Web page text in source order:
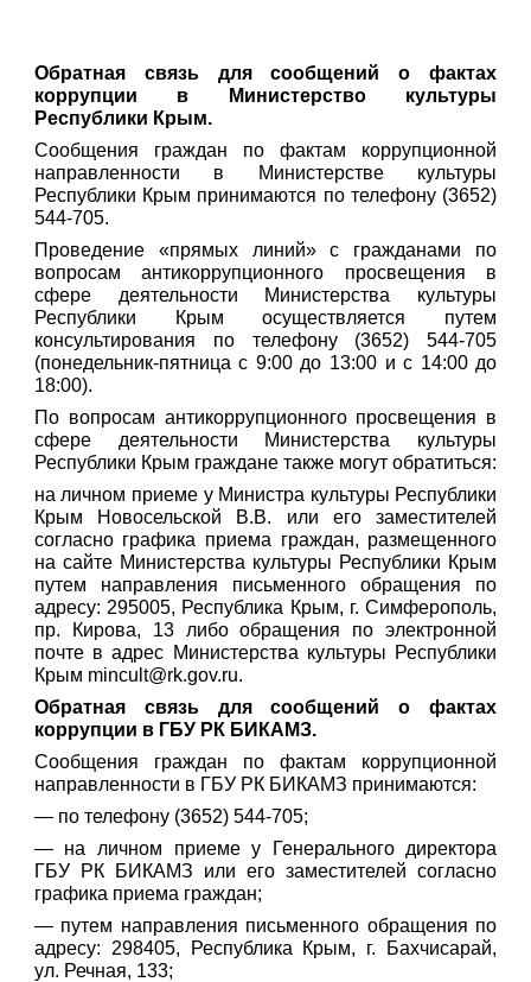
Обратная связь для сообщений о фактах
коррупции в Министерство культуры
Республики Крым.
Сообщения граждан по фактам коррупционной
направленности в Министерстве культуры
Республики Крым принимаются по телефону (3652)
544-705.
Проведение «прямых линий» с гражданами по
вопросам антикоррупционного просвещения в
сфере деятельности Министерства культуры
Республики Крым осуществляется путем
консультирования по телефону (3652) 544-705
(понедельник-пятница с 9:00 до 13:00 и с 14:00 до
18:00).
По вопросам антикоррупционного просвещения в
сфере деятельности Министерства культуры
Республики Крым граждане также могут обратиться:
на личном приеме у Министра культуры Республики
Крым Новосельской В.В. или его заместителей
согласно графика приема граждан, размещенного
на сайте Министерства культуры Республики Крым
путем направления письменного обращения по
адресу: 295005, Республика Крым, г. Симферополь,
пр. Кирова, 13 либо обращения по электронной
почте в адрес Министерства культуры Республики
Крым mincult@rk.gov.ru.
Обратная связь для сообщений о фактах
коррупции в ГБУ РК БИКАМЗ.
Сообщения граждан по фактам коррупционной
направленности в ГБУ РК БИКАМЗ принимаются:
— по телефону (3652) 544-705;
— на личном приеме у Генерального директора
ГБУ РК БИКАМЗ или его заместителей согласно
графика приема граждан;
— путем направления письменного обращения по
адресу: 298405, Республика Крым, г. Бахчисарай,
ул. Речная, 133;